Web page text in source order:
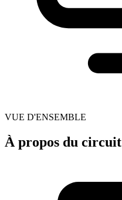
VUE D'ENSEMBLE
À propos du circuit